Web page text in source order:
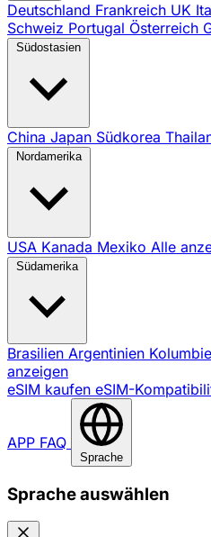
Deutschland Frankreich UK
Schweiz Portugal Österreich
Südostasien
China Japan Südkorea
Nordamerika
USA Kanada Mexiko Alle
Südamerika
Brasilien Argentinien
anzeigen
eSIM kaufen eSIM-
APP FAQ
Sprache
Sprache auswählen